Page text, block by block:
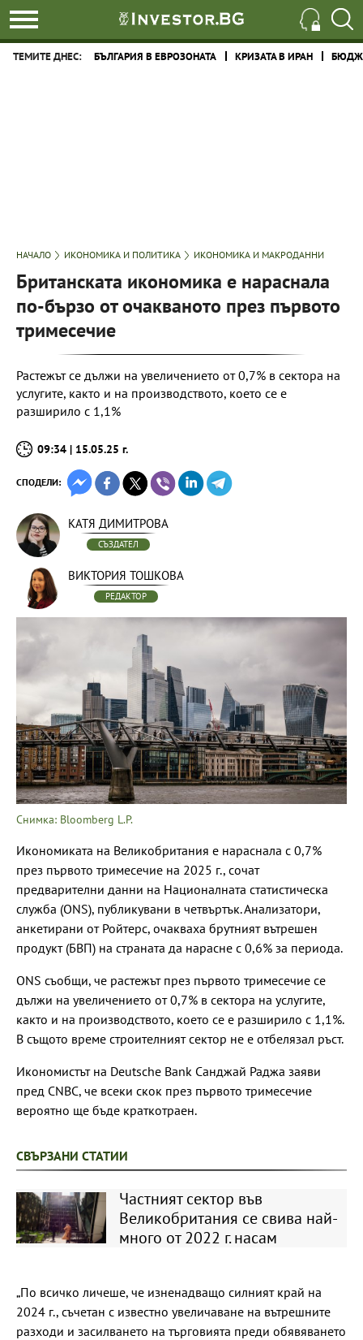
ТЕМИТЕ ДНЕС: БЪЛГАРИЯ В ЕВРОЗОНАТА КРИЗАТА В ИРАН
НАЧАЛО ИКОНОМИКА И ПОЛИТИКА ИКОНОМИКА И МАКРОДАННИ
Британската икономика е нараснала
по-бързо от очакваното през първото
тримесечие
Растежът се дължи на увеличението от 0,7% в сектора на
услугите, както и на производството, което се е
разширило с 1,1%
09:34 | 15.05.25 г.
СПОДЕЛИ:
КАТЯ ДИМИТРОВА
СЪЗДАТЕЛ
ВИКТОРИЯ ТОШКОВА
РЕДАКТОР
Снимка: Bloomberg L.P.
Икономиката на Великобритания е нараснала с 0,7%
през първото тримесечие на 2025 г., сочат
предварителни данни на Националната статистическа
служба (ONS), публикувани в четвъртък. Анализатори,
анкетирани от Ройтерс, очакваха брутният вътрешен
продукт (БВП) на страната да нарасне с 0,6% за периода.
ONS съобщи, че растежът през първото тримесечие се
дължи на увеличението от 0,7% в сектора на услугите,
както и на производството, което се е разширило с 1,1%.
В същото време строителният сектор не е отбелязал ръст.
Икономистът на Deutsche Bank Санджай Раджа заяви
пред CNBC, че всеки скок през първото тримесечие
вероятно ще бъде краткотраен.
СВЪРЗАНИ СТАТИИ
Частният сектор във
Великобритания се свива най-
много от 2022 г. насам
„По всичко личеше, че изненадващо силният край на
2024 г., съчетан с известно увеличаване на вътрешните
разходи и засилването на търговията преди обявяването